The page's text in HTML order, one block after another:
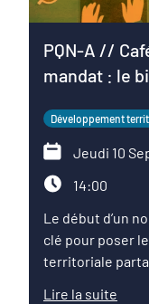
PQN-A //
mandat : le
Développement
Jeudi 10
14:00
Le début d’un
clé pour poser
territoriale
Lire la suite